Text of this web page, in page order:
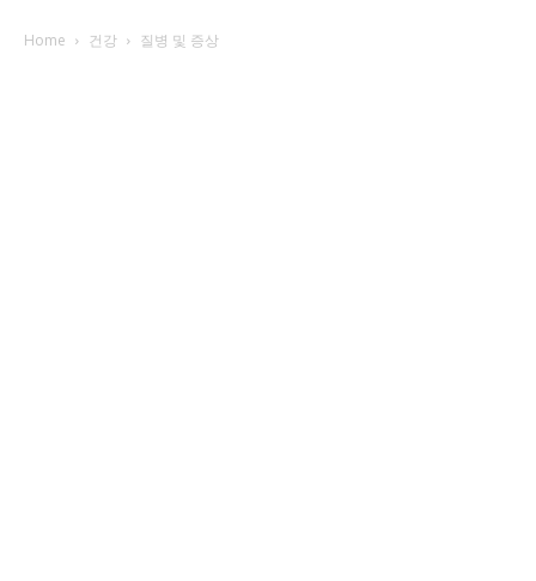
Home 건강 질병 및 증상